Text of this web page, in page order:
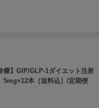
療】GIP/GLP-1ダイエット注射
5mg×12本［送料込］/定期便